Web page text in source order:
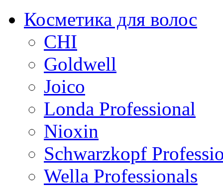
Косметика для волос
CHI
Goldwell
Joico
Londa Professional
Nioxin
Schwarzkopf
Wella Professionals